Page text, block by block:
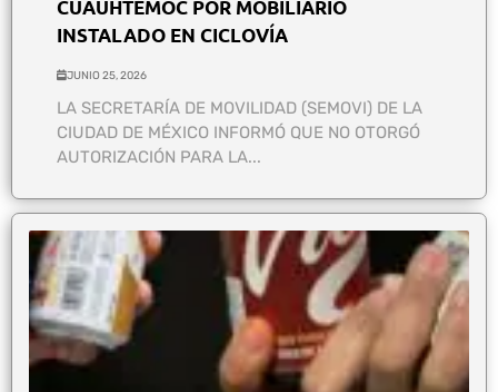
CUAUHTÉMOC POR MOBILIARIO
INSTALADO EN CICLOVÍA
JUNIO 25, 2026
LA SECRETARÍA DE MOVILIDAD (SEMOVI) DE LA
CIUDAD DE MÉXICO INFORMÓ QUE NO OTORGÓ
AUTORIZACIÓN PARA LA...